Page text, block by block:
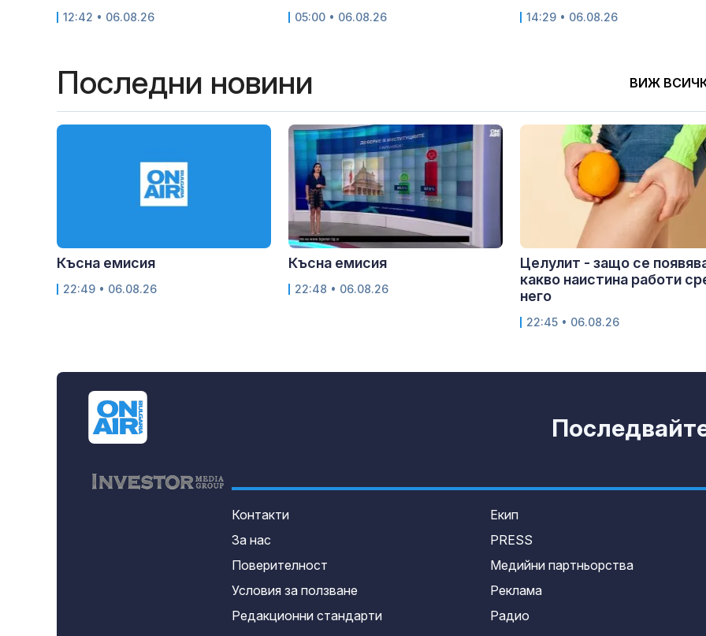
12:42 • 06.08.26 05:00 • 06.08.26 14:29 • 06.08.26
Последни новини ВИЖ
Късна емисия
22:49 • 06.08.26
Късна емисия
22:48 • 06.08.26
Целулит - защо се
какво наистина работи
него
22:45 • 06.08.26
Контакти
За нас
Поверителност
Условия за ползване
Редакционни стандарти
Екип
PRESS
Медийни партньорства
Реклама
Радио